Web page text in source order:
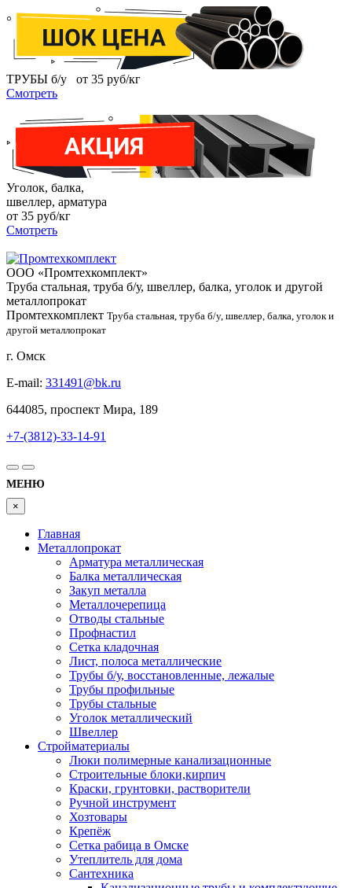
ТРУБЫ б/у от 35 руб/кг
Смотреть
Уголок, балка,
швеллер, арматура
от 35 руб/кг
Смотреть
ООО «Промтехкомплект»
Труба стальная, труба б/у, швеллер, балка, уголок и другой
металлопрокат
Промтехкомплект Труба стальная, труба б/у, швеллер, балка, уголок и
другой металлопрокат
г. Омск
E-mail: 331491@bk.ru
644085, проспект Мира, 189
+7-(3812)-33-14-91
МЕНЮ
×
Главная
Металлопрокат
Арматура металлическая
Балка металлическая
Закуп металла
Металлочерепица
Отводы стальные
Профнастил
Сетка кладочная
Лист, полоса металлические
Трубы б/у, восстановленные, лежалые
Трубы профильные
Трубы стальные
Уголок металлический
Швеллер
Стройматериалы
Люки полимерные канализационные
Строительные блоки,кирпич
Краски, грунтовки, растворители
Ручной инструмент
Хозтовары
Крепёж
Сетка рабица в Омске
Утеплитель для дома
Сантехника